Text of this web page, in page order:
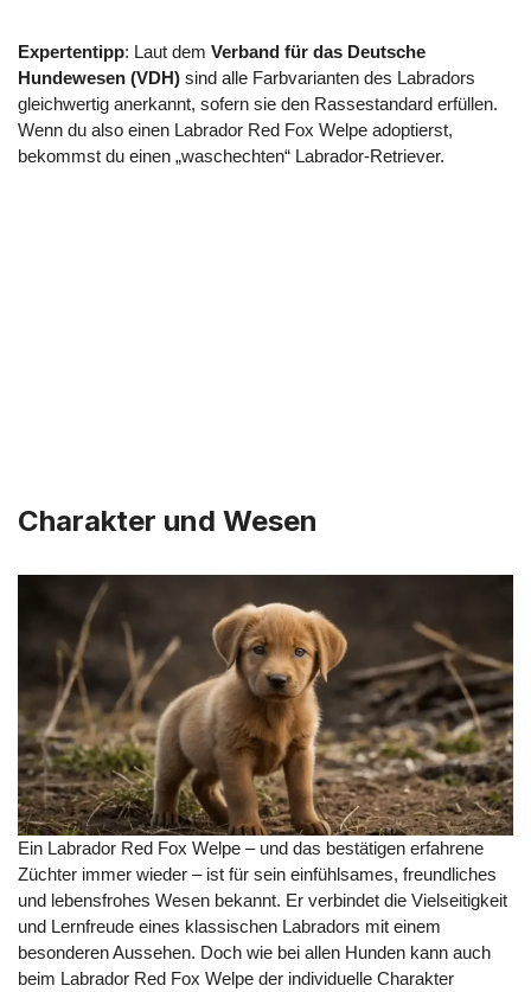
Expertentipp: Laut dem Verband für das Deutsche
Hundewesen (VDH) sind alle Farbvarianten des Labradors
gleichwertig anerkannt, sofern sie den Rassestandard erfüllen.
Wenn du also einen Labrador Red Fox Welpe adoptierst,
bekommst du einen „waschechten“ Labrador-Retriever.
Charakter und Wesen
Ein Labrador Red Fox Welpe – und das bestätigen erfahrene
Züchter immer wieder – ist für sein einfühlsames, freundliches
und lebensfrohes Wesen bekannt. Er verbindet die Vielseitigkeit
und Lernfreude eines klassischen Labradors mit einem
besonderen Aussehen. Doch wie bei allen Hunden kann auch
beim Labrador Red Fox Welpe der individuelle Charakter